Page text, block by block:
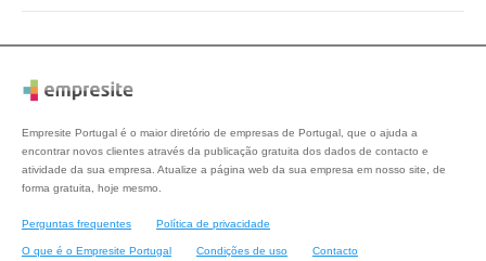
Empresite Portugal é o maior diretório de empresas de Portugal, que o ajuda a
encontrar novos clientes através da publicação gratuita dos dados de contacto e
atividade da sua empresa. Atualize a página web da sua empresa em nosso site, de
forma gratuita, hoje mesmo.
Perguntas frequentes Política de privacidade
O que é o Empresite Portugal Condições de uso Contacto